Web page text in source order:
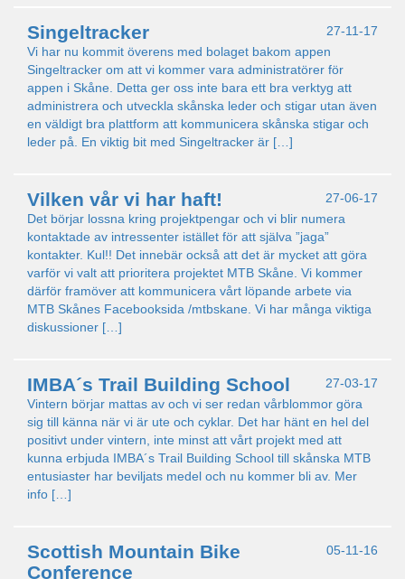
27-11-17
Singeltracker
Vi har nu kommit överens med bolaget bakom appen
Singeltracker om att vi kommer vara administratörer för
appen i Skåne. Detta ger oss inte bara ett bra verktyg att
administrera och utveckla skånska leder och stigar utan även
en väldigt bra plattform att kommunicera skånska stigar och
leder på. En viktig bit med Singeltracker är […]
27-06-17
Vilken vår vi har haft!
Det börjar lossna kring projektpengar och vi blir numera
kontaktade av intressenter istället för att själva ”jaga”
kontakter. Kul!! Det innebär också att det är mycket att göra
varför vi valt att prioritera projektet MTB Skåne. Vi kommer
därför framöver att kommunicera vårt löpande arbete via
MTB Skånes Facebooksida /mtbskane. Vi har många viktiga
diskussioner […]
27-03-17
IMBA´s Trail Building School
Vintern börjar mattas av och vi ser redan vårblommor göra
sig till känna när vi är ute och cyklar. Det har hänt en hel del
positivt under vintern, inte minst att vårt projekt med att
kunna erbjuda IMBA´s Trail Building School till skånska MTB
entusiaster har beviljats medel och nu kommer bli av. Mer
info […]
05-11-16
Scottish Mountain Bike
Conference